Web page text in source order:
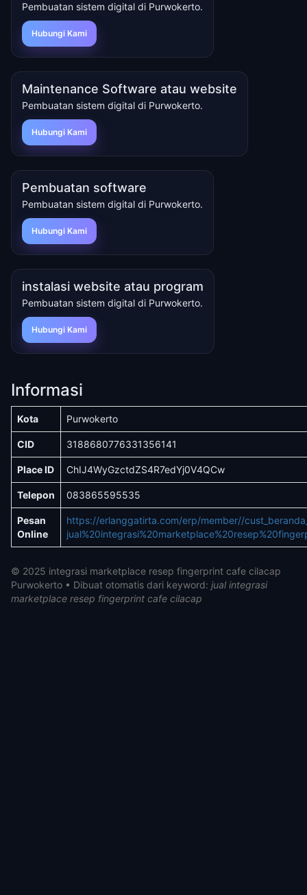
Pembuatan sistem digital di Purwokerto.
Hubungi Kami
Maintenance Software atau website
Pembuatan sistem digital di Purwokerto.
Hubungi Kami
Pembuatan software
Pembuatan sistem digital di Purwokerto.
Hubungi Kami
instalasi website atau program
Pembuatan sistem digital di Purwokerto.
Hubungi Kami
Informasi
Kota Purwokerto
CID 3188680776331356141
Place ID ChIJ4WyGzctdZS4R7edYj0V4QCw
Telepon 083865595535
Pesan
Online
https://erlanggatirta.com/erp/member//
© 2025 integrasi marketplace resep fingerprint cafe cilacap
Purwokerto • Dibuat otomatis dari keyword: jual integrasi
marketplace resep fingerprint cafe cilacap